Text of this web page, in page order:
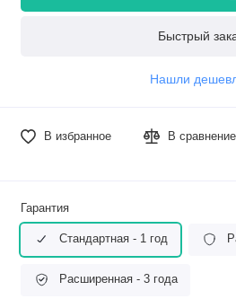
Быстрый
Нашли
В избранное В сравнение
Гарантия
Стандартная - 1 год
Расширенная - 3 года